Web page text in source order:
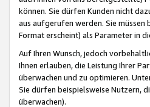
können. Sie dürfen Kunden nicht
aus aufgerufen werden. Sie müssen
Format erscheint) als Parameter in
Auf Ihren Wunsch, jedoch
Ihnen erlauben, die Leistung Ihrer
überwachen und zu optimieren.
Sie dürfen beispielsweise Nutzern,
überwachen).